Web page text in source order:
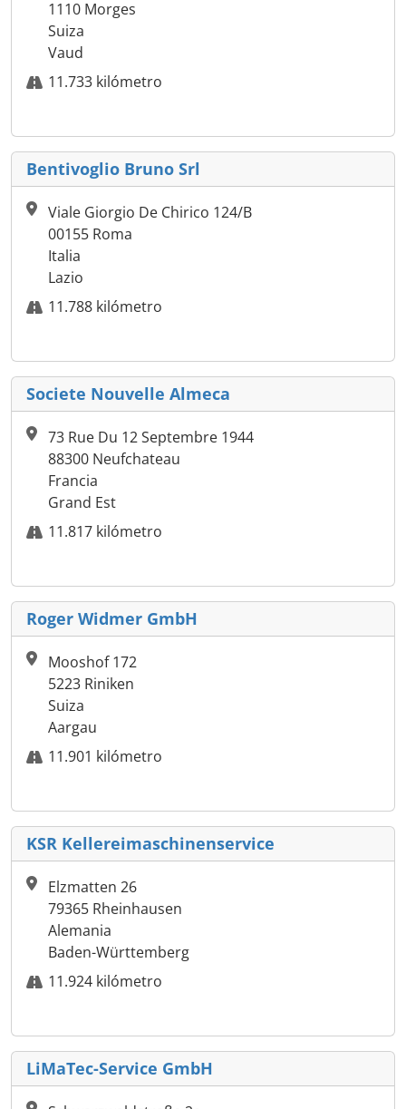
1110 Morges
Suiza
Vaud
11.733 kilómetro
Bentivoglio Bruno Srl
Viale Giorgio De Chirico 124/B
00155 Roma
Italia
Lazio
11.788 kilómetro
Societe Nouvelle Almeca
73 Rue Du 12 Septembre 1944
88300 Neufchateau
Francia
Grand Est
11.817 kilómetro
Roger Widmer GmbH
Mooshof 172
5223 Riniken
Suiza
Aargau
11.901 kilómetro
KSR Kellereimaschinenservice
Elzmatten 26
79365 Rheinhausen
Alemania
Baden-Württemberg
11.924 kilómetro
LiMaTec-Service GmbH